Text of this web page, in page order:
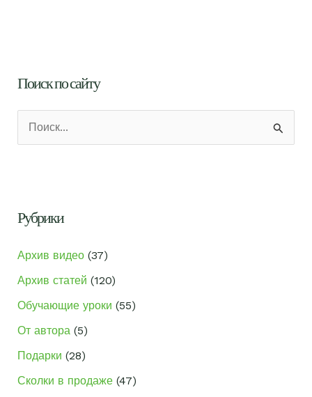
Поиск по сайту
о
Рубрики
Архив видео(37)
Архив статей (120)
Обучающие уроки (55)
От автора (5)
Подарки (28)
Сколки в продаже(47)